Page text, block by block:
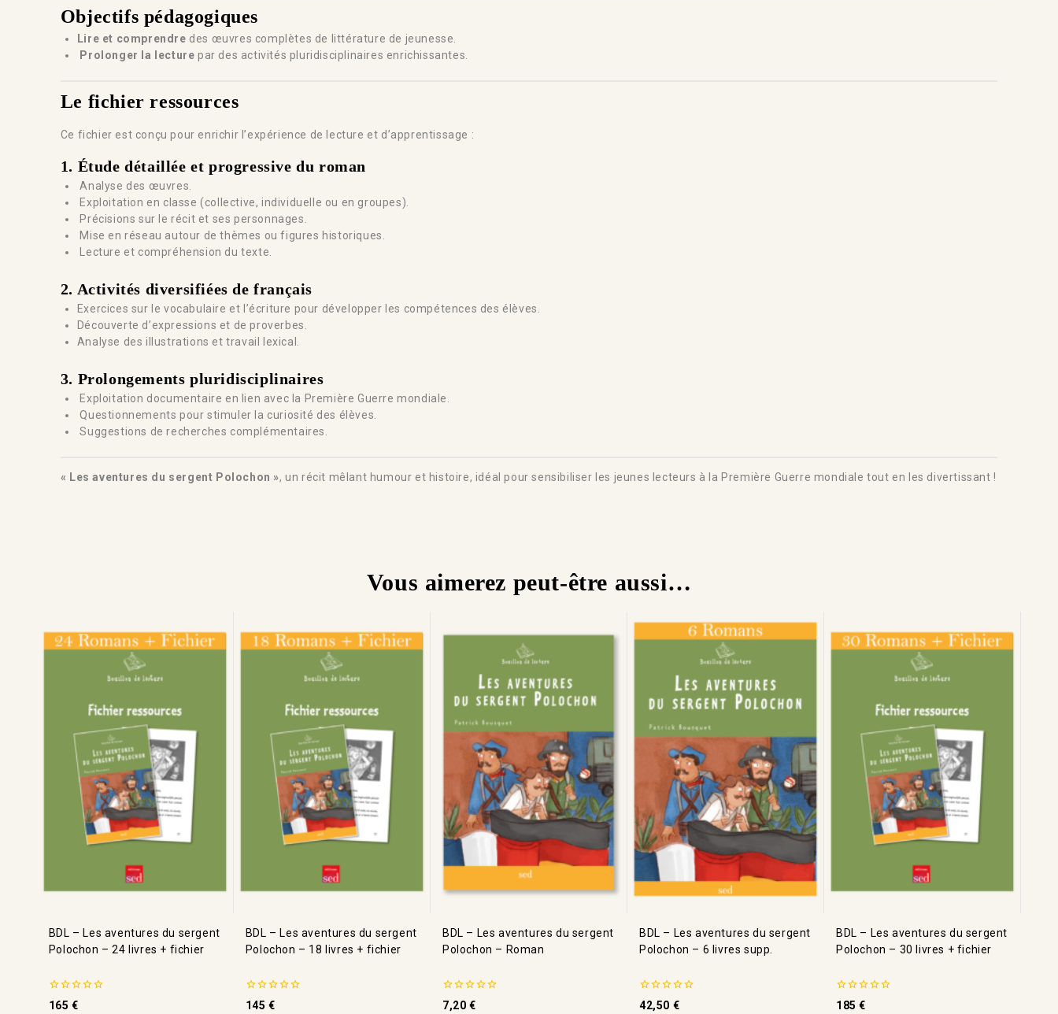
Objectifs pédagogiques
Lire et comprendre des œuvres complètes de littérature de jeunesse.
Prolonger la lecture par des activités pluridisciplinaires enrichissantes.
Le fichier ressources
Ce fichier est conçu pour enrichir l’expérience de lecture et d’apprentissage :
1. Étude détaillée et progressive du roman
Analyse des œuvres.
Exploitation en classe (collective, individuelle ou en groupes).
Précisions sur le récit et ses personnages.
Mise en réseau autour de thèmes ou figures historiques.
Lecture et compréhension du texte.
2. Activités diversifiées de français
Exercices sur le vocabulaire et l’écriture pour développer les compétences des élèves.
Découverte d’expressions et de proverbes.
Analyse des illustrations et travail lexical.
3. Prolongements pluridisciplinaires
Exploitation documentaire en lien avec la Première Guerre mondiale.
Questionnements pour stimuler la curiosité des élèves.
Suggestions de recherches complémentaires.
« Les aventures du sergent Polochon », un récit mêlant humour et histoire, idéal pour sensibiliser les jeunes lecteurs à la Première Guerre mondiale tout en les divertissant !
Vous aimerez peut-être aussi…
BDL – Les aventures du sergent
Polochon – 24 livres + fichier
0
165€
BDL – Les aventures du sergent
Polochon – 18 livres + fichier
0
145€
BDL – Les aventures du sergent
Polochon – Roman
0
7,20 €
BDL – Les aventures du sergent
Polochon – 6 livres supp.
0
42,50 €
BDL – Les aventures du sergent
Polochon – 30 livres + fichier
0
185€